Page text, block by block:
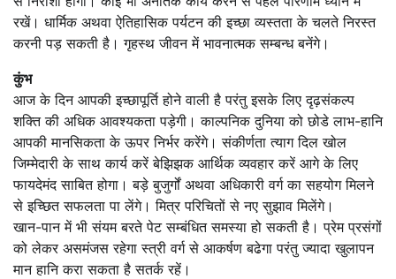
रखें। धार्मिक अथवा ऐतिहासिक पर्यटन की इच्छा व्यस्तता के चलते निरस्त
करनी पड़ सकती है। गृहस्थ जीवन में भावनात्मक सम्बन्ध बनेंगे।
कुंभ
आज के दिन आपकी इच्छापूर्ति होने वाली है परंतु इसके लिए दृढ़संकल्प
शक्ति की अधिक आवश्यकता पड़ेगी। काल्पनिक दुनिया को छोडे लाभ-हानि
आपकी मानसिकता के ऊपर निर्भर करेंगे। संकीर्णता त्याग दिल खोल
जिम्मेदारी के साथ कार्य करें बेझिझक आर्थिक व्यवहार करें आगे के लिए
फायदेमंद साबित होगा। बड़े बुजुर्गों अथवा अधिकारी वर्ग का सहयोग मिलने
से इच्छित सफलता पा लेंगे। मित्र परिचितों से नए सुझाव मिलेंगे।
खान-पान में भी संयम बरते पेट सम्बंधित समस्या हो सकती है। प्रेम प्रसंगों
को लेकर असमंजस रहेगा स्त्री वर्ग से आकर्षण बढेगा परंतु ज्यादा खुलापन
मान हानि करा सकता है सतर्क रहें।